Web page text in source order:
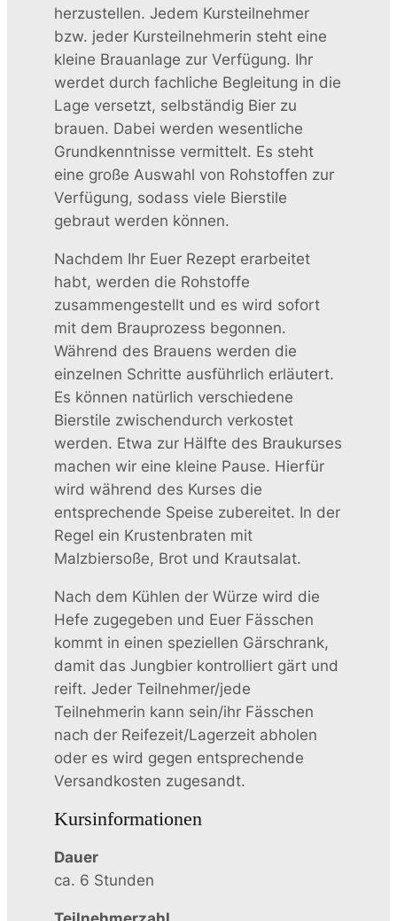
herzustellen. Jedem Kursteilnehmer
bzw. jeder Kursteilnehmerin steht eine
kleine Brauanlage zur Verfügung. Ihr
werdet durch fachliche Begleitung in die
Lage versetzt, selbständig Bier zu
brauen. Dabei werden wesentliche
Grundkenntnisse vermittelt. Es steht
eine große Auswahl von Rohstoffen zur
Verfügung, sodass viele Bierstile
gebraut werden können.
Nachdem Ihr Euer Rezept erarbeitet
habt, werden die Rohstoffe
zusammengestellt und es wird sofort
mit dem Brauprozess begonnen.
Während des Brauens werden die
einzelnen Schritte ausführlich erläutert.
Es können natürlich verschiedene
Bierstile zwischendurch verkostet
werden. Etwa zur Hälfte des Braukurses
machen wir eine kleine Pause. Hierfür
wird während des Kurses die
entsprechende Speise zubereitet. In der
Regel ein Krustenbraten mit
Malzbiersoße, Brot und Krautsalat.
Nach dem Kühlen der Würze wird die
Hefe zugegeben und Euer Fässchen
kommt in einen speziellen Gärschrank,
damit das Jungbier kontrolliert gärt und
reift. Jeder Teilnehmer/jede
Teilnehmerin kann sein/ihr Fässchen
nach der Reifezeit/Lagerzeit abholen
oder es wird gegen entsprechende
Versandkosten zugesandt.
Kursinformationen
Dauer
ca. 6 Stunden